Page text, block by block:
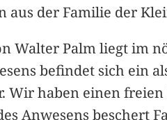
aus der Familie der
Walter Palm liegt im
befindet sich ein
Wir haben einen
Anwesens